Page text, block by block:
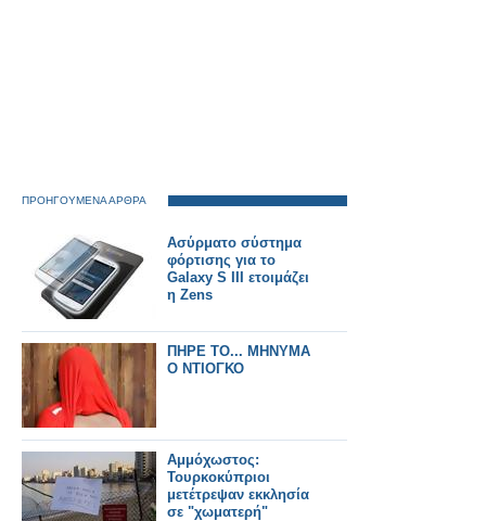
ΠΡΟΗΓΟΥΜΕΝΑ ΑΡΘΡΑ
Ασύρματο σύστημα
φόρτισης για το
Galaxy S III ετοιμάζει
η Zens
ΠΗΡΕ ΤΟ... ΜΗΝΥΜΑ
Ο ΝΤΙΟΓΚΟ
Αμμόχωστος:
Τουρκοκύπριοι
μετέτρεψαν εκκλησία
σε "χωματερή"